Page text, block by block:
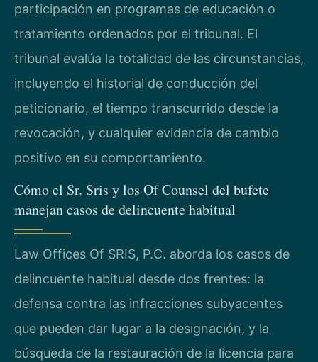
participación en programas de educación o
tratamiento ordenados por el tribunal. El
tribunal evalúa la totalidad de las circunstancias,
incluyendo el historial de conducción del
peticionario, el tiempo transcurrido desde la
revocación, y cualquier evidencia de cambio
positivo en su comportamiento.
Cómo el Sr. Sris y los Of Counsel del bufete
manejan casos de delincuente habitual
Law Offices Of SRIS, P.C. aborda los casos de
delincuente habitual desde dos frentes: la
defensa contra las infracciones subyacentes
que pueden dar lugar a la designación, y la
búsqueda de la restauración de la licencia para